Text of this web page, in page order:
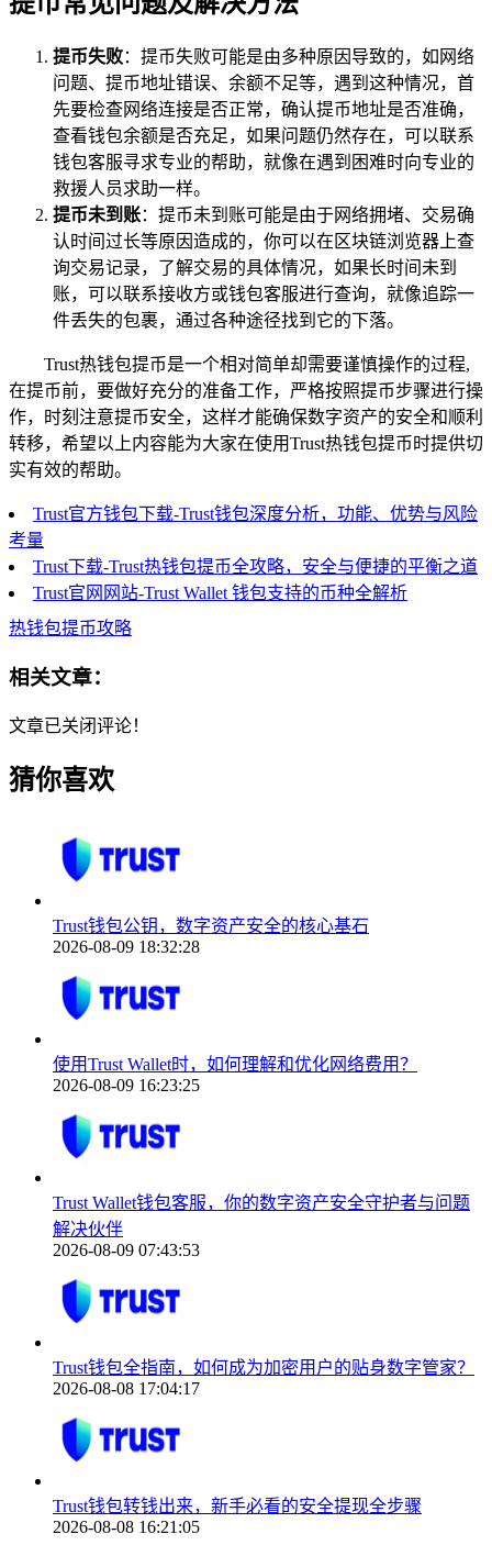
提币失败：提币失败可能是由多种原因导致的，如网络
问题、提币地址错误、余额不足等，遇到这种情况，首
先要检查网络连接是否正常，确认提币地址是否准确，
查看钱包余额是否充足，如果问题仍然存在，可以联系
钱包客服寻求专业的帮助，就像在遇到困难时向专业的
救援人员求助一样。
提币未到账：提币未到账可能是由于网络拥堵、交易确
认时间过长等原因造成的，你可以在区块链浏览器上查
询交易记录，了解交易的具体情况，如果长时间未到
账，可以联系接收方或钱包客服进行查询，就像追踪一
件丢失的包裹，通过各种途径找到它的下落。
Trust热钱包提币是一个相对简单却需要谨慎操作的过程,
在提币前，要做好充分的准备工作，严格按照提币步骤进行操
作，时刻注意提币安全，这样才能确保数字资产的安全和顺利
转移，希望以上内容能为大家在使用Trust热钱包提币时提供切
实有效的帮助。
Trust官方钱包下载-Trust钱包深度分析，功能、优势与风险
考量
Trust下载-Trust热钱包提币全攻略，安全与便捷的平衡之道
Trust官网网站-Trust Wallet 钱包支持的币种全解析
热钱包提币攻略
相关文章：
文章已关闭评论！
猜你喜欢
Trust钱包公钥，数字资产安全的核心基石
2026-08-09 18:32:28
使用Trust Wallet时，如何理解和优化网络费用？
2026-08-09 16:23:25
Trust Wallet钱包客服，你的数字资产安全守护者与问题
解决伙伴
2026-08-09 07:43:53
Trust钱包全指南，如何成为加密用户的贴身数字管家？
2026-08-08 17:04:17
Trust钱包转钱出来，新手必看的安全提现全步骤
2026-08-08 16:21:05